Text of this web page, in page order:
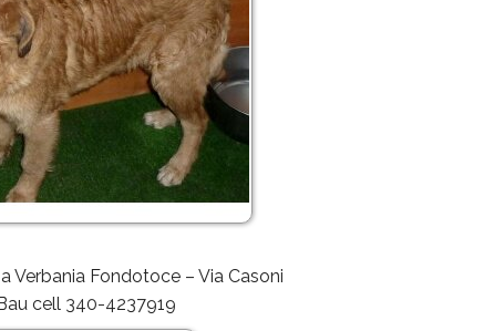
Verbania Fondotoce – Via Casoni
cell 340-4237919